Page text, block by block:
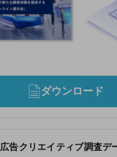
ダウンロード
広告クリエイティブ調査デ